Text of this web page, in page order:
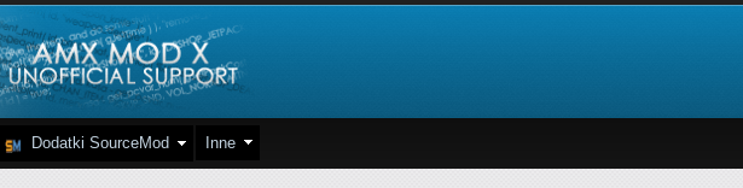
Dodatki SourceMod Inne